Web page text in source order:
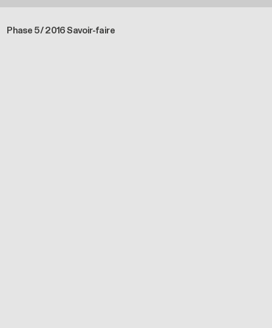
Phase 5 / 2016 Savoir-faire